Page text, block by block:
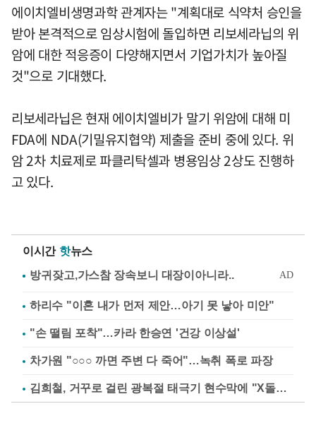
에이치엘비생명과학 관계자는 "계획대로 식약처 승인을
받아 본격적으로 임상시험에 돌입하면 리보세라닙의 위
암에 대한 적응증이 다양해지면서 기업가치가 높아질
것"으로 기대했다.
리보세라닙은 현재 에이치엘비가 말기 위암에 대해 미
FDA에 NDA(기밀유지협약) 제출을 준비 중에 있다. 위
암 2차 치료제로 파클리탁셀과 병용임상 2상도 진행하
고 있다.
이시간 핫뉴스
하리수 "이혼 내가 먼저 제안…아기 못 낳아 미안"
"손 떨림 포착"…카라 한승연 '건강 이상설'
차가원 "○○○ 까면 주변 다 죽어"…녹취 폭로 파장
김희철, 거꾸로 걸린 광복절 태극기 현수막에 "X돌았네"